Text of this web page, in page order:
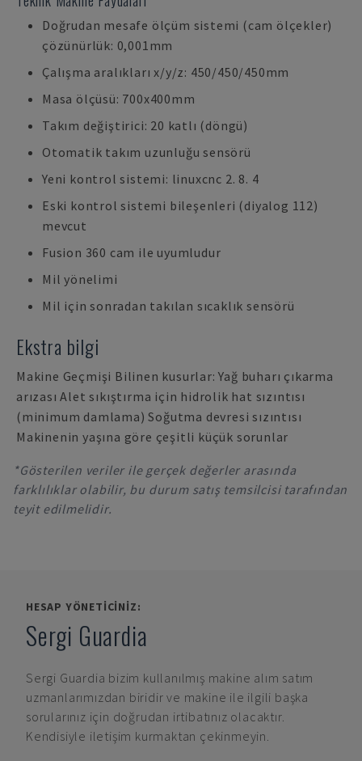
Doğrudan mesafe ölçüm sistemi (cam ölçekler)
çözünürlük: 0,001mm
Çalışma aralıkları x/y/z: 450/450/450mm
Masa ölçüsü: 700x400mm
Takım değiştirici: 20 katlı (döngü)
Otomatik takım uzunluğu sensörü
Yeni kontrol sistemi: linuxcnc 2. 8. 4
Eski kontrol sistemi bileşenleri (diyalog 112)
mevcut
Fusion 360 cam ile uyumludur
Mil yönelimi
Mil için sonradan takılan sıcaklık sensörü
Ekstra bilgi
Makine Geçmişi Bilinen kusurlar: Yağ buharı çıkarma
arızası Alet sıkıştırma için hidrolik hat sızıntısı
(minimum damlama) Soğutma devresi sızıntısı
Makinenin yaşına göre çeşitli küçük sorunlar
*Gösterilen veriler ile gerçek değerler arasında
farklılıklar olabilir, bu durum satış temsilcisi tarafından
teyit edilmelidir.
HESAP YÖNETICINIZ:
Sergi Guardia
Sergi Guardia bizim kullanılmış makine alım satım
uzmanlarımızdan biridir ve makine ile ilgili başka
sorularınız için doğrudan irtibatınız olacaktır.
Kendisiyle iletişim kurmaktan çekinmeyin.